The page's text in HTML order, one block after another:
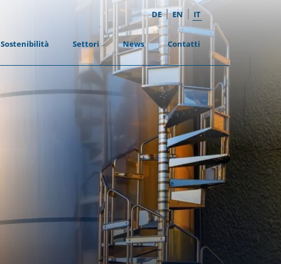
Sostenibilità Settori News Contatti
DE | EN | IT